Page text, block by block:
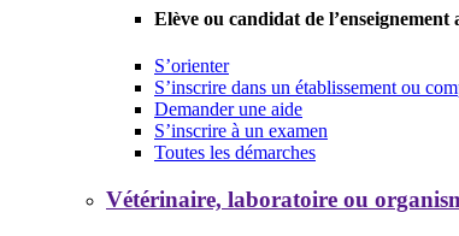
Elève ou candidat de l’enseignement
S’orienter
S’inscrire dans un établissement ou
Demander une aide
S’inscrire à un examen
Toutes les démarches
Vétérinaire, laboratoire ou